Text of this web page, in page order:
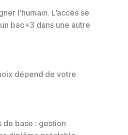
l’humain. L’accès se
bac+3 dans une autre
dépend de votre
de base : gestion